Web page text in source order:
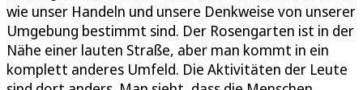
wie unser Handeln und unsere Denkweise von unserer
Umgebung bestimmt sind. Der Rosengarten ist in der
Nähe einer lauten Straße, aber man kommt in ein
komplett anderes Umfeld. Die Aktivitäten der Leute